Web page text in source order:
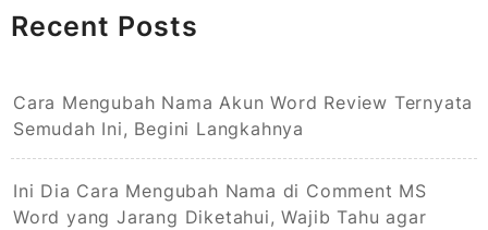
Recent Posts
Cara Mengubah Nama Akun Word Review Ternyata
Semudah Ini, Begini Langkahnya
Ini Dia Cara Mengubah Nama di Comment MS
Word yang Jarang Diketahui, Wajib Tahu agar